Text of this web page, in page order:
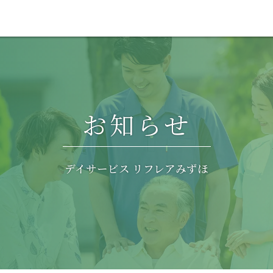
お知らせ
デイサービス リフレアみずほ